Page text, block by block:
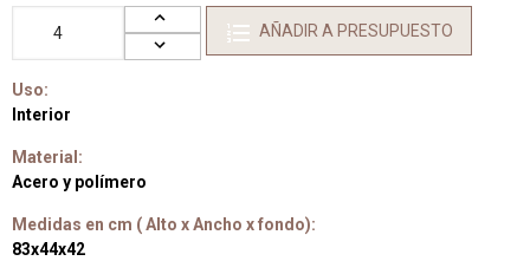
AÑADIR A PRESUPUESTO
Uso:
Interior
Material:
Acero y polímero
Medidas en cm ( Alto x Ancho x fondo):
83x44x42